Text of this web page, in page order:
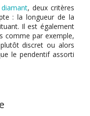
, deux critères
: la longueur de la
Il est également
comme par exemple,
discret ou alors
le pendentif assorti